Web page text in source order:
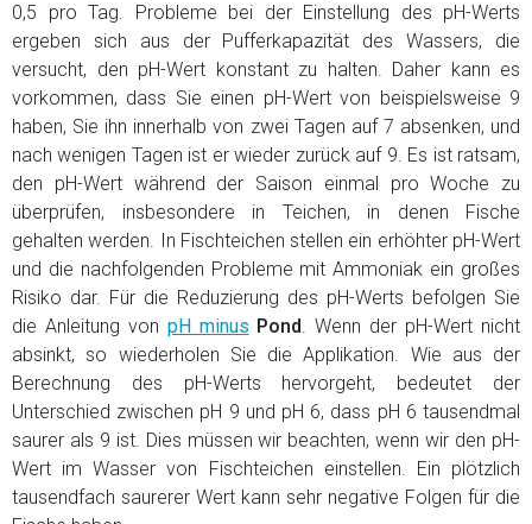
0,5 pro Tag. Probleme bei der Einstellung des pH-Werts
ergeben sich aus der Pufferkapazität des Wassers, die
versucht, den pH-Wert konstant zu halten. Daher kann es
vorkommen, dass Sie einen pH-Wert von beispielsweise 9
haben, Sie ihn innerhalb von zwei Tagen auf 7 absenken, und
nach wenigen Tagen ist er wieder zurück auf 9. Es ist ratsam,
den pH-Wert während der Saison einmal pro Woche zu
überprüfen, insbesondere in Teichen, in denen Fische
gehalten werden. In Fischteichen stellen ein erhöhter pH-Wert
und die nachfolgenden Probleme mit Ammoniak ein großes
Risiko dar. Für die Reduzierung des pH-Werts befolgen Sie
die Anleitung von pH minus Pond. Wenn der pH-Wert nicht
absinkt, so wiederholen Sie die Applikation. Wie aus der
Berechnung des pH-Werts hervorgeht, bedeutet der
Unterschied zwischen pH 9 und pH 6, dass pH 6 tausendmal
saurer als 9 ist. Dies müssen wir beachten, wenn wir den pH-
Wert im Wasser von Fischteichen einstellen. Ein plötzlich
tausendfach saurerer Wert kann sehr negative Folgen für die